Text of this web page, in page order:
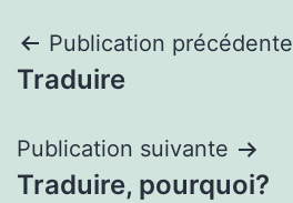
Navigation
de
l’article
Publication précédente
Traduire
Publication suivante
Traduire, pourquoi?